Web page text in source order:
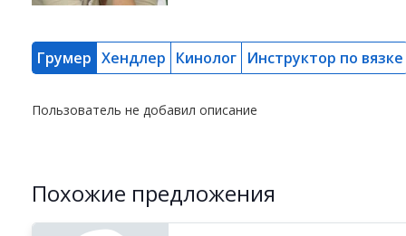
Грумер Хендлер Кинолог Инструктор по вязке
Пользователь не добавил описание
Похожие предложения